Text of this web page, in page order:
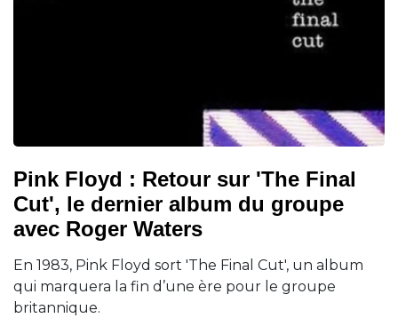
Pink Floyd : Retour sur 'The Final
Cut', le dernier album du groupe
avec Roger Waters
En 1983, Pink Floyd sort 'The Final Cut', un album
qui marquera la fin d’une ère pour le groupe
britannique.